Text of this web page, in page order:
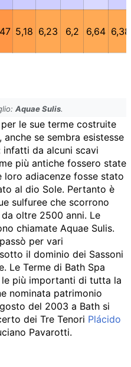
5,18 6,23 6,2 6,64 6,38
Aquae Sulis.
le sue terme costruite
se sembra esistesse
infatti da alcuni scavi
più antiche fossero state
adiacenze fosse stato
al dio Sole. Pertanto è
sulfuree che scorrono
oltre 2500 anni. Le
chiamate Aquae Sulis.
per vari
il dominio dei Sassoni
Le Terme di Bath Spa
più importanti di tutta la
nominata patrimonio
del 2003 a Bath si
dei Tre Tenori Plácido
Pavarotti.